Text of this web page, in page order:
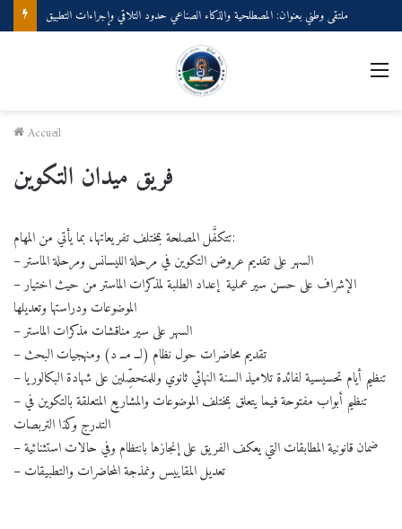
ملتقى وطني بعنوان: المصطلحية والذكاء الصناعي حدود التلاقي وإجراءات التطبيق
Accueil
فريق ميدان التكوين
تتكفَّل المصلحة بمختلف تفريعاتها، بما يأتي من المهام:
– السهر على تقديم عروض التكوين في مرحلة الليسانس ومرحلة الماستر
– الإشراف على حسن سير عملية إعداد الطلبة لمذكرات الماستر من حيث اختيار
– السهر على سير مناقشات مذكرات الماستر
– تقديم محاضرات حول نظام (لــ مــ د) ومنهجيات البحث
– تنظيم أيام تحسيسية لفائدة تلاميذ السنة النهائي ثانوي وللمتحصِّلين على شهادة البكالوريا
– تنظيم أبواب مفتوحة فيما يتعلق بمختلف الموضوعات والمشاريع المتعلقة بالتكوين في
التدرج وكذا التربصات
– ضمان قانونية المطابقات التي يعكف الفريق على إنجازها بانتظام وفي حالات استثنائية
– تعديل المقاييس ونمذجة المحاضرات والتطبيقات